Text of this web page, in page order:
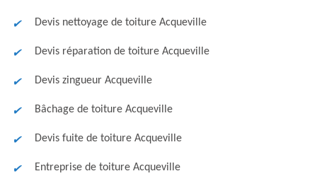
Devis nettoyage de toiture Acqueville
Devis réparation de toiture Acqueville
Devis zingueur Acqueville
Bâchage de toiture Acqueville
Devis fuite de toiture Acqueville
Entreprise de toiture Acqueville